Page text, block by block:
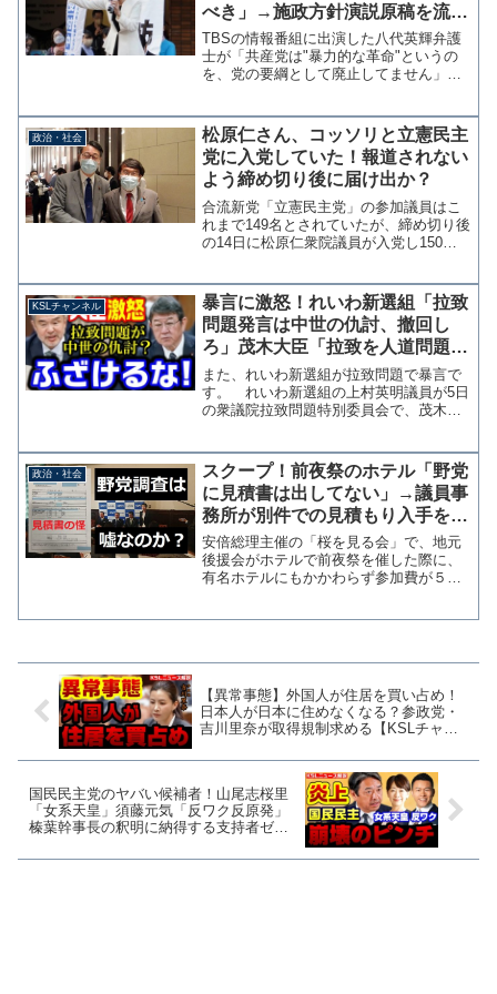
べき」→施政方針演説原稿を流出
させた時は後輩議員が代わりに謝
罪
TBSの情報番組に出演した八代英輝弁護
士が「共産党は"暴力的な革命"というの
を、党の要綱として廃止してません」と
はなく弁護士でもある八代さん自身が謝
罪をするべきです。」...
政治・社会
松原仁さん、コッソリと立憲民主
党に入党していた！報道されない
よう締め切り後に届け出か？
合流新党「立憲民主党」の参加議員はこ
れまで149名とされていたが、締め切り後
の14日に松原仁衆院議員が入党し150名
原仁衆議院議員が参加して150人になりま
した。一...
KSLチャンネル
暴言に激怒！れいわ新選組「拉致
問題発言は中世の仇討、撤回し
ろ」茂木大臣「拉致を人道問題じ
ゃないという方がおかしい」
【KSLチャンネル】
また、れいわ新選組が拉致問題で暴言で
す。 れいわ新選組の上村英明議員が5日
の衆議院拉致問題特別委員会で、茂木敏
と参議院で発言したことを「あたかも中
世の仇討のよう」と批...
政治・社会
スクープ！前夜祭のホテル「野党
に見積書は出してない」→議員事
務所が別件での見積もり入手を認
める「最低１万円」もマスコミの
捏造と判明
安倍総理主催の「桜を見る会」で、地元
後援会がホテルで前夜祭を催した際に、
有名ホテルにもかかわらず参加費が５０
【異常事態】外国人が住居を買い占め！
日本人が日本に住めなくなる？参政党・
吉川里奈が取得規制求める【KSLチャン
国民民主党のヤバい候補者！山尾志桜里
「女系天皇」須藤元気「反ワク反原発」
榛葉幹事長の釈明に納得する支持者ゼロ